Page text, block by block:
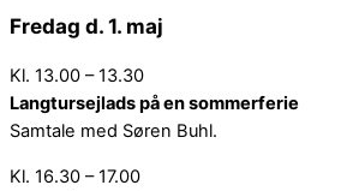
Fredag d. 1. maj
Kl. 13.00 – 13.30
Langtursejlads på en sommerferie
Samtale med Søren Buhl.
Kl. 16.30 – 17.00